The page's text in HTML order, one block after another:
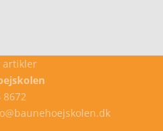
artikler
8672